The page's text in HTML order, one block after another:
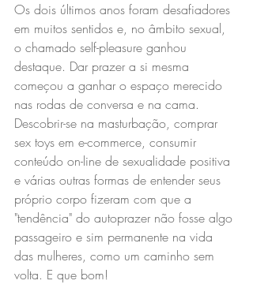
Os dois últimos anos foram desafiadores
em muitos sentidos e, no âmbito sexual,
o chamado self-pleasure ganhou
destaque. Dar prazer a si mesma
começou a ganhar o espaço merecido
nas rodas de conversa e na cama.
Descobrir-se na masturbação, comprar
sex toys em e-commerce, consumir
conteúdo on-line de sexualidade positiva
e várias outras formas de entender seus
próprio corpo fizeram com que a
"tendência" do autoprazer não fosse algo
passageiro e sim permanente na vida
das mulheres, como um caminho sem
volta. E que bom!